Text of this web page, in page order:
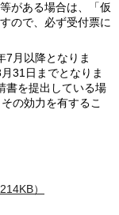
がある場合は、「仮
ので、必ず受付票に
7月以降となりま
31日までとなりま
書を提出している場
の効力を有するこ
）